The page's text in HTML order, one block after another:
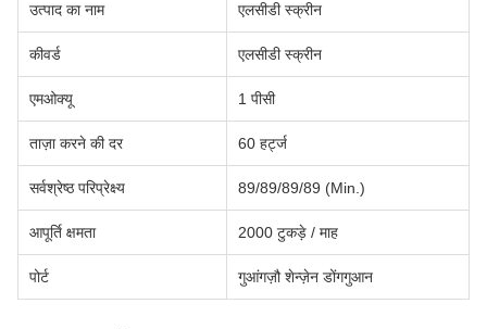
उत्पाद का नाम एलसीडी स्क्रीन
कीवर्ड एलसीडी स्क्रीन
एमओक्यू 1 पीसी
ताज़ा करने की दर 60 हर्ट्ज
सर्वश्रेष्ठ परिप्रेक्ष्य 89/89/89/89 (Min.)
आपूर्ति क्षमता 2000 टुकड़े / माह
पोर्ट गुआंगज़ौ शेन्ज़ेन डोंगगुआन